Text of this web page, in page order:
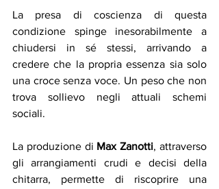
La presa di coscienza di questa
condizione spinge inesorabilmente a
chiudersi in sé stessi, arrivando a
credere che la propria essenza sia solo
una croce senza voce. Un peso che non
trova sollievo negli attuali schemi
sociali.
La produzione di Max Zanotti, attraverso
gli arrangiamenti crudi e decisi della
chitarra, permette di riscoprire una